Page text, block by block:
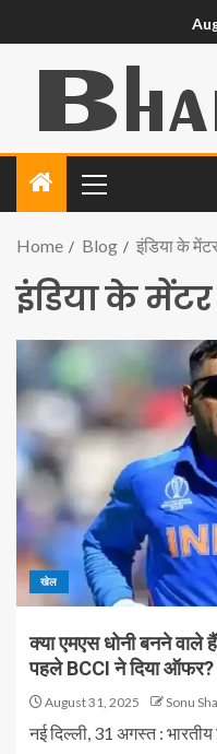
Home Blog इंडिया के
इंडिया के मेंटर
खेल
क्या एमएस धोनी बनने वाले
पहले BCCI ने दिया ऑफर?
August 31, 2025 Sonu
नई दिल्ली, 31 अगस्त :